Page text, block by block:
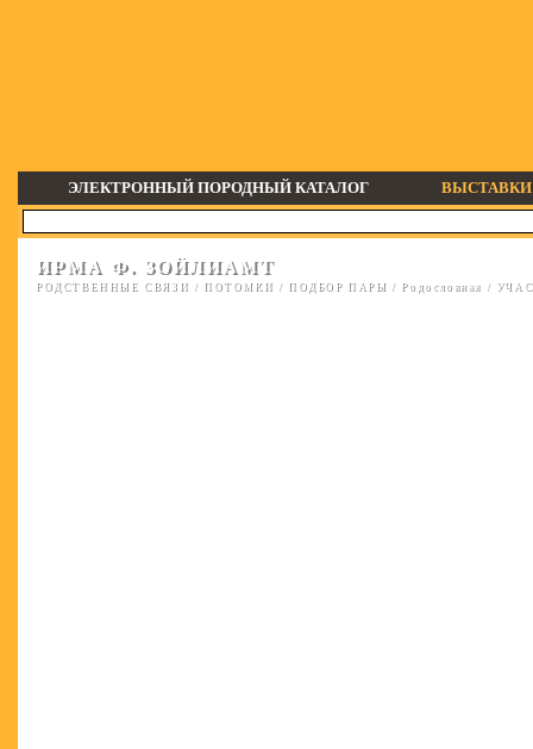
ЭЛЕКТРОННЫЙ ПОРОДНЫЙ КАТАЛОГ ВЫСТАВКИ
ИРМА Ф. ЗОЙЛИАМТ
РОДСТВЕННЫЕ СВЯЗИ / ПОТОМКИ / ПОДБОР ПАРЫ / Родословная /